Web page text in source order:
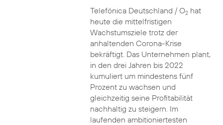
Telefónica Deutschland / O2hat
heute die mittelfristigen
Wachstumsziele trotz der
anhaltenden Corona-Krise
bekräftigt. Das Unternehmen plant,
in den drei Jahren bis 2022
kumuliert um mindestens fünf
Prozent zu wachsen und
gleichzeitig seine Profitabilität
nachhaltig zu steigern. Im
laufenden ambitioniertesten